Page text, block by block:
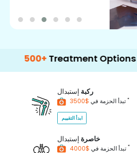
Treatment Options
ركبة إستبدال
تبدأ الحزمة في *
ابدأ التقييم
خاصرة إستبدال
تبدأ الحزمة في *